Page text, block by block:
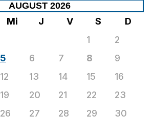
AUGUST 2026
Mi J V S
D
1
2
5 6 7 8
9
12 13 14 15
16
19 20 21 22
23
26 27 28 29
30